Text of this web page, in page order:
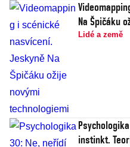
Na Špičáku
Lidé a země
instinkt.